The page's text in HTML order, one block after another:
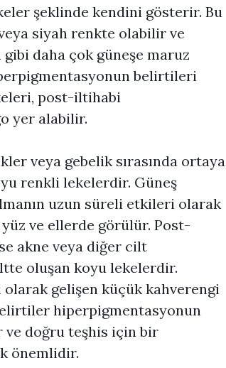
şeklinde kendini gösterir. Bu
siyah renkte olabilir ve
daha çok güneşe maruz
un belirtileri
post-iltihabi
yer alabilir.
veya gebelik sırasında ortaya
renkli lekelerdir. Güneş
uzun süreli etkileri olarak
yüz ve ellerde görülür. Post-
akne veya diğer cilt
oluşan koyu lekelerdir.
olarak gelişen küçük kahverengi
hiperpigmentasyonun
doğru teşhis için bir
önemlidir.